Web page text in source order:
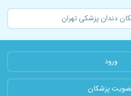
دندان پزشکی تهران
ورود
پزشکان